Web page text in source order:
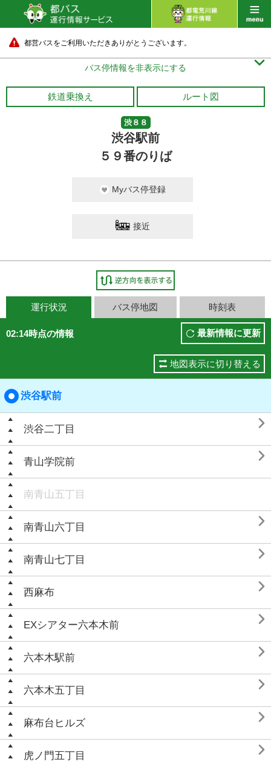
都営バスをご利用いただきありがとうございます。
バス停情報を非表示にする 
鉄道乗換え ルート図
渋８８
渋谷駅前
５９番のりば
Myバス停登録
接近
運行状況 バス停地図 時刻表
02:14時点の情報 最新情報に更新
地図表示に切り替える
渋谷駅前
渋谷二丁目 
青山学院前 
南青山五丁目
南青山六丁目 
南青山七丁目 
西麻布 
EXシアター六本木前 
六本木駅前 
六本木五丁目 
麻布台ヒルズ 
虎ノ門五丁目 